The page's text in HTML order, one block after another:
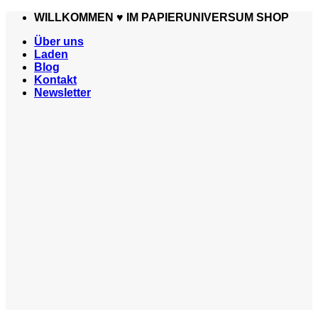
Zum
springen
WILLKOMMEN ♥️ IM PAPIERUNIVERSUM SHOP
Über uns
Laden
Blog
Kontakt
Newsletter